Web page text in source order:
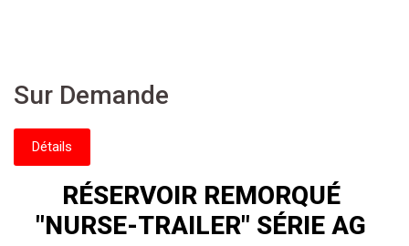
Sur Demande
Détails
RÉSERVOIR REMORQUÉ
"NURSE-TRAILER" SÉRIE AG